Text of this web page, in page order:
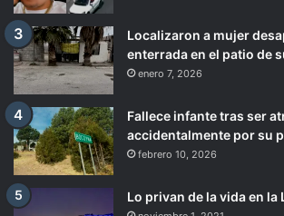
Localizaron a mujer
enterrada en el patio de
enero 7, 2026
Fallece infante tras ser
accidentalmente por su
febrero 10, 2026
Lo privan de la vida en la